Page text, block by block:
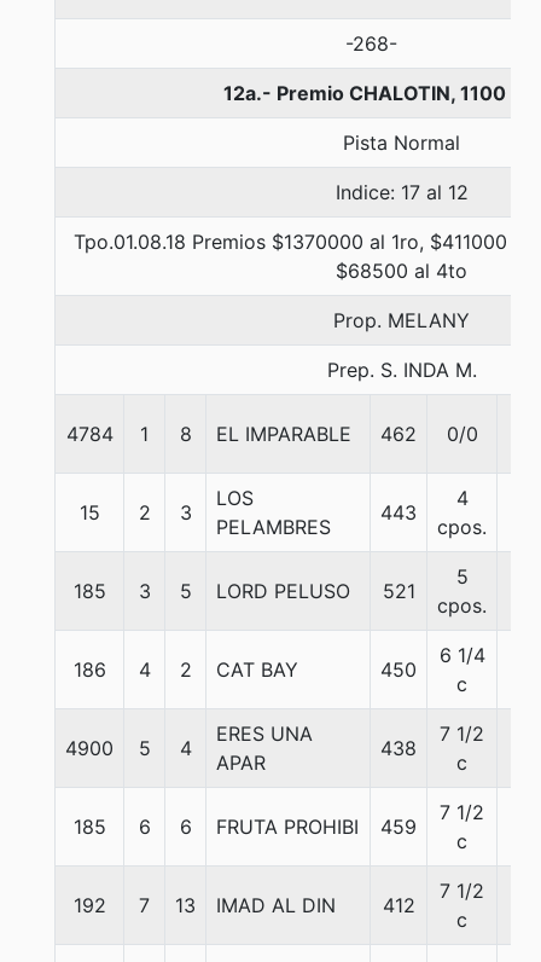
-268-
12a.- Premio CHALOTIN, 1100
Pista Normal
Indice: 17 al 12
Tpo.01.08.18 Premios $1370000 al 1ro, $411000
$68500 al 4to
Prop. MELANY
Prep. S. INDA M.
4784 1 8 EL IMPARABLE 462 0/0
15 2 3
LOS
PELAMBRES
443
4
cpos.
185 3 5 LORD PELUSO 521
5
cpos.
186 4 2 CAT BAY 450
6 1/4
c
4900 5 4
ERES UNA
APAR
438
7 1/2
c
185 6 6 FRUTA PROHIBI 459
7 1/2
c
192 7 13 IMAD AL DIN 412
7 1/2
c